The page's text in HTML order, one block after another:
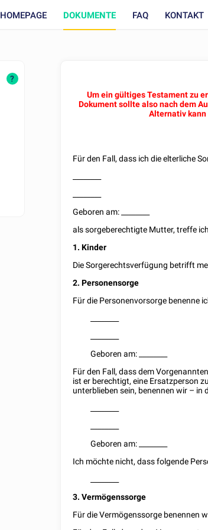
HOMEPAGE DOKUMENTE FAQ KONTAKT
?
Um ein gültiges Testament zu
Dokument sollte also nach dem
Alternativ kann
Für den Fall, dass ich die elterliche
Geboren am:
als sorgeberechtigte Mutter, treffe
1. Kinder
Die Sorgerechtsverfügung betrifft
2. Personensorge
Für die Personenvorsorge benenne
Geboren am:
Für den Fall, dass dem
ist er berechtigt, eine Ersatzperson
unterblieben sein, benennen wir –
Geboren am:
Ich möchte nicht, dass folgende
3. Vermögenssorge
Für die Vermögenssorge benennen